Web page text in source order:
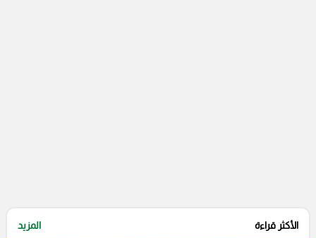
الأكثر قراءة المزيد